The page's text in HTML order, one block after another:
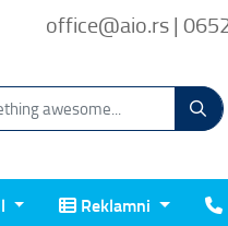
office@aio.rs |
Reklamni
Reklamni